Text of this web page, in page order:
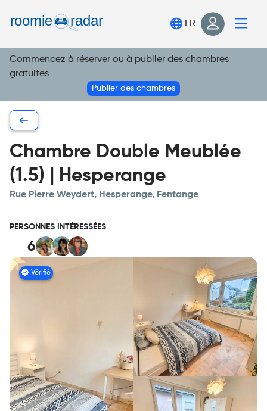
S'inscrire
FR
Commencez à réserver ou à publier des chambres
gratuites
Publier des chambres
Chambre Double Meublée
(1.5) | Hesperange
Rue Pierre Weydert, Hesperange, Fentange
PERSONNES INTÉRESSÉES
6
Vérifié